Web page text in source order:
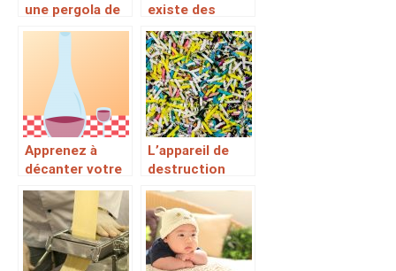
une pergola de
qualité pour
existe des
équipements
spécialement
conçus pour
améliorer la
qualité de son
sommeil ?
Apprenez à
décanter votre
vin en suivant
ces conseils
L’appareil de
destruction
massive des
documents